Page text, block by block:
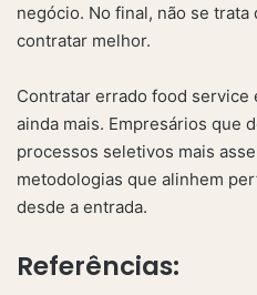
negócio. No final, não se
contratar melhor.
Contratar errado food
ainda mais. Empresários que
processos seletivos mais
metodologias que alinhem
desde a entrada.
Referências: